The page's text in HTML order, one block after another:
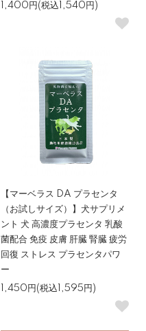
1,400円(税込1,540円)
【マーベラス DA プラセンタ
（お試しサイズ）】犬サプリメ
ント 犬 高濃度プラセンタ 乳酸
菌配合 免疫 皮膚 肝臓 腎臓 疲労
回復 ストレス プラセンタパワ
ー
1,450円(税込1,595円)